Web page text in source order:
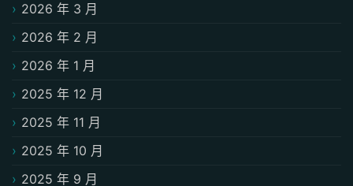
2026 年 3 月
2026 年 2 月
2026 年 1 月
2025 年 12 月
2025 年 11 月
2025 年 10 月
2025 年 9 月